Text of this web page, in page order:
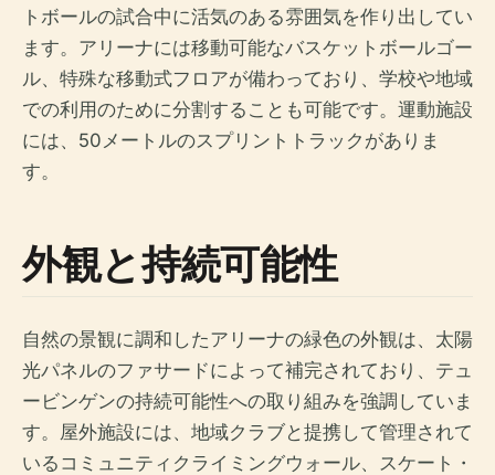
トボールの試合中に活気のある雰囲気を作り出してい
ます。アリーナには移動可能なバスケットボールゴー
ル、特殊な移動式フロアが備わっており、学校や地域
での利用のために分割することも可能です。運動施設
には、50メートルのスプリントトラックがありま
す。
外観と持続可能性
自然の景観に調和したアリーナの緑色の外観は、太陽
光パネルのファサードによって補完されており、テュ
ービンゲンの持続可能性への取り組みを強調していま
す。屋外施設には、地域クラブと提携して管理されて
いるコミュニティクライミングウォール、スケート・